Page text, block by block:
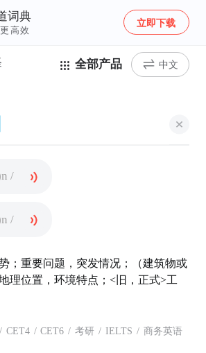
词典
高效
立即下载
全部产品 中文
/
/
；重要问题，突发情况；（建筑物或
理位置，环境特点；<旧，正式>工
/ CET4 / CET6 / 考研 / IELTS / 商务英语